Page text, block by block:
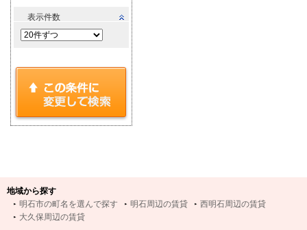
表示件数
地域から探す
明石市の町名を選んで探す
明石周辺の賃貸
西明石周辺の賃貸
大久保周辺の賃貸